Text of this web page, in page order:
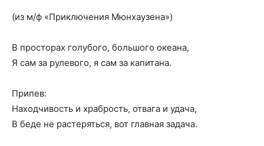
(из м/ф «Приключения Мюнхаузена»)
В просторах голубого, большого океана,
Я сам за рулевого, я сам за капитана.
Припев:
Находчивость и храбрость, отвага и удача,
В беде не растеряться, вот главная задача.